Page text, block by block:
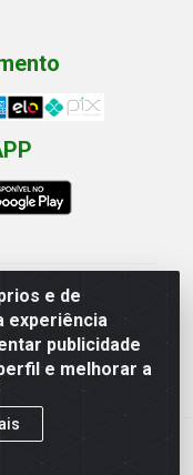
e de
experiência
publicidade
e melhorar a
Jorn. Assis
Campina
12.110.462/0001-